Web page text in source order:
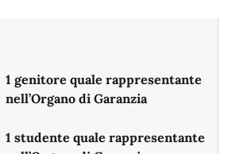
1 genitore quale rappresentante
nell’Organo di Garanzia
1 studente quale rappresentante